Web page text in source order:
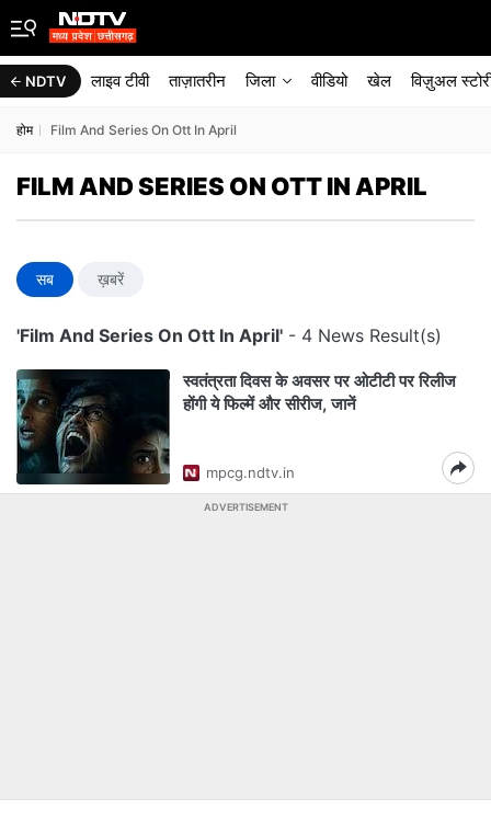
NDTV लाइव टीवी ताज़ातरीन जिला वीडियो खेल विज़ुअल
होम Film And Series On Ott In April
FILM AND SERIES ON OTT IN APRIL
सब ख़बरें
'Film And Series On Ott In April' - 4 News Result(s)
स्वतंत्रता दिवस के अवसर पर ओटीटी पर रिलीज
होंगी ये फिल्में और सीरीज, जानें
mpcg.ndtv.in
ADVERTISEMENT